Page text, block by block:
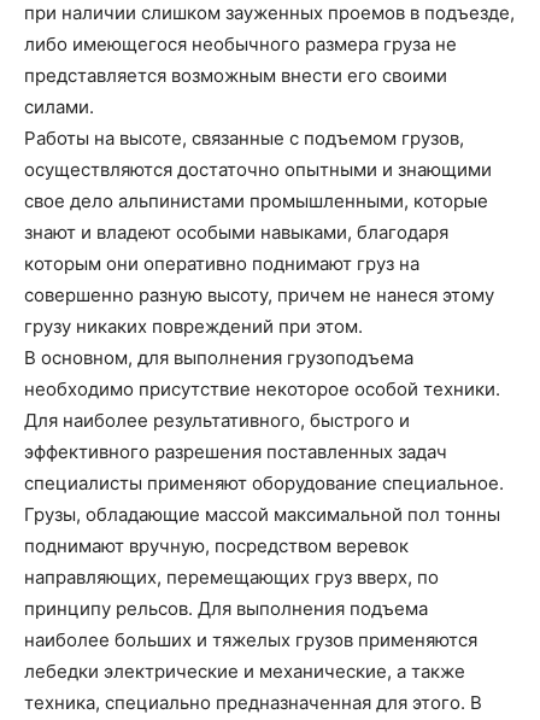
при наличии слишком зауженных проемов в подъезде,
либо имеющегося необычного размера груза не
представляется возможным внести его своими
силами.
Работы на высоте, связанные с подъемом грузов,
осуществляются достаточно опытными и знающими
свое дело альпинистами промышленными, которые
знают и владеют особыми навыками, благодаря
которым они оперативно поднимают груз на
совершенно разную высоту, причем не нанеся этому
грузу никаких повреждений при этом.
В основном, для выполнения грузоподъема
необходимо присутствие некоторое особой техники.
Для наиболее результативного, быстрого и
эффективного разрешения поставленных задач
специалисты применяют оборудование специальное.
Грузы, обладающие массой максимальной пол тонны
поднимают вручную, посредством веревок
направляющих, перемещающих груз вверх, по
принципу рельсов. Для выполнения подъема
наиболее больших и тяжелых грузов применяются
лебедки электрические и механические, а также
техника, специально предназначенная для этого. В